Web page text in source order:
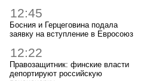
12:45
Босния и Герцеговина подала
заявку на вступление в Евросоюз
12:22
Правозащитник: финские власти
депортируют российскую